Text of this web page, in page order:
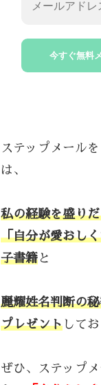
ステップメール
は、
私の経験を盛り
「自分が愛おし
子書籍 と
麗耀姓名判断の
プレゼント して
ぜひ、ステップ